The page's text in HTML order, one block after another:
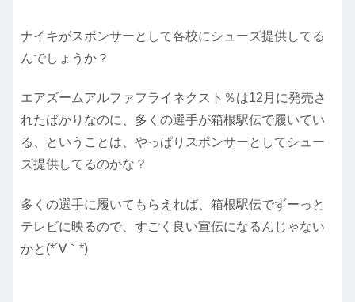
ナイキがスポンサーとして各校にシューズ提供してる
んでしょうか？
エアズームアルファフライネクスト％は12月に発売さ
れたばかりなのに、多くの選手が箱根駅伝で履いてい
る、ということは、やっぱりスポンサーとしてシュー
ズ提供してるのかな？
多くの選手に履いてもらえれば、箱根駅伝でずーっと
テレビに映るので、すごく良い宣伝になるんじゃない
かと(*´∀｀*)